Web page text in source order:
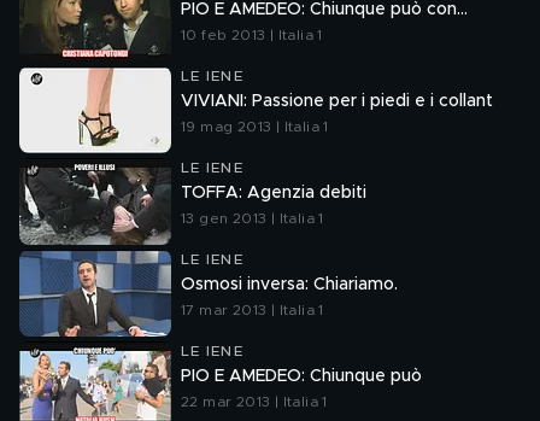
PIO E AMEDEO: Chiunque può con...
10 feb 2013 | Italia 1
LE IENE
VIVIANI: Passione per i piedi e i collant
19 mag 2013 | Italia 1
LE IENE
TOFFA: Agenzia debiti
13 gen 2013 | Italia 1
LE IENE
Osmosi inversa: Chiariamo.
17 mar 2013 | Italia 1
LE IENE
PIO E AMEDEO: Chiunque può
22 mar 2013 | Italia 1